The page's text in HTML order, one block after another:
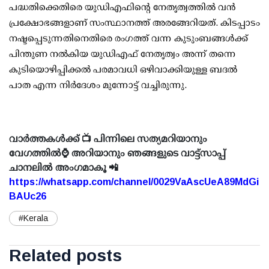
പദ്ധതിക്കെതിരെ യുഡിഎഫിന്റെ നേതൃത്വത്തില്‍ വന്‍
പ്രക്ഷോഭങ്ങളാണ് സംസ്ഥാനത്ത് അരങ്ങേറിയത്. കിടപ്പാടം
നഷ്ടപ്പെടുന്നതിനെതിരെ രംഗത്ത് വന്ന കുടുംബങ്ങള്‍ക്ക്
പിന്തുണ നല്‍കിയ യുഡിഎഫ് നേതൃത്വം അന്ന് തന്നെ
കുടിയൊഴിപ്പിക്കല്‍ പരമാവധി ഒഴിവാക്കിയുള്ള ബദല്‍
പാത എന്ന നിര്‍ദേശം മുന്നോട്ട് വച്ചിരുന്നു.
വാർത്തകൾക്ക് 📺 പിന്നിലെ സത്യമറിയാനും
വേഗത്തിൽ⌚ അറിയാനും ഞങ്ങളുടെ വാട്ട്സാപ്പ്
ചാനലിൽ അംഗമാകൂ 📲
https://whatsapp.com/channel/0029VaAscUeA89MdGi
BAUc26
#Kerala
Related posts